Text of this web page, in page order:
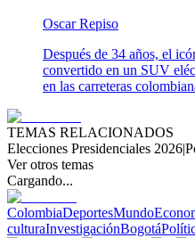
Oscar Repiso
Después de 34 años, el
convertido en un SUV
en las carreteras
TEMAS RELACIONADOS
Elecciones Presidenciales 2026|
Ver otros temas
Cargando...
ColombiaDeportesMundo
culturaInvestigaciónBogotá